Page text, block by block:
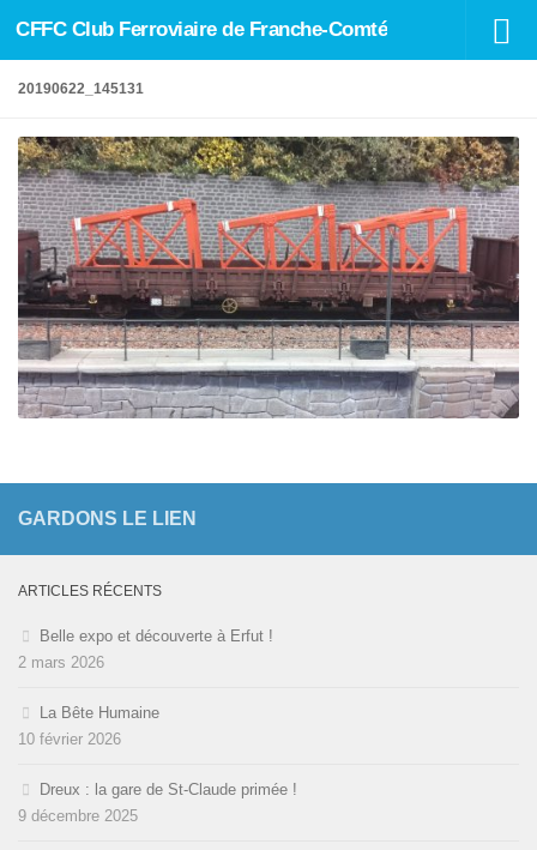
Skip to content
CFFC Club Ferroviaire de Franche-Comté
20190622_145131
GARDONS LE LIEN
ARTICLES RÉCENTS
Belle expo et découverte à Erfut !
2 mars 2026
La Bête Humaine
10 février 2026
Dreux : la gare de St-Claude primée !
9 décembre 2025